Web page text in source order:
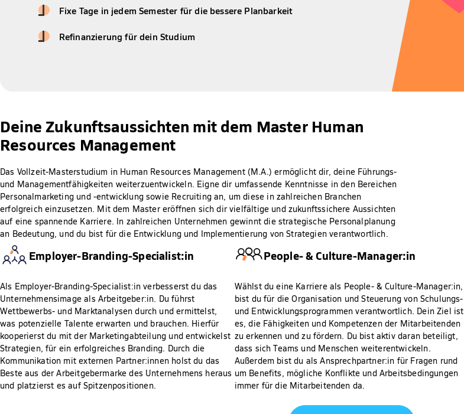
Fixe Tage in jedem Semester für die bessere Planbarkeit
Refinanzierung für dein Studium
Deine Zukunftsaussichten mit dem Master Human
Resources Management
Das Vollzeit-Masterstudium in Human Resources Management (M.A.) ermöglicht dir, deine Führungs-
und Managementfähigkeiten weiterzuentwickeln. Eigne dir umfassende Kenntnisse in den Bereichen
Personalmarketing und -entwicklung sowie Recruiting an, um diese in zahlreichen Branchen
erfolgreich einzusetzen. Mit dem Master eröffnen sich dir vielfältige und zukunftssichere Aussichten
auf eine spannende Karriere. In zahlreichen Unternehmen gewinnt die strategische Personalplanung
an Bedeutung, und du bist für die Entwicklung und Implementierung von Strategien verantwortlich.
Employer-Branding-Specialist:in
Als Employer-Branding-Specialist:in verbesserst du das
Unternehmensimage als Arbeitgeber:in. Du führst
Wettbewerbs- und Marktanalysen durch und ermittelst,
was potenzielle Talente erwarten und brauchen. Hierfür
kooperierst du mit der Marketingabteilung und entwickelst
Strategien, für ein erfolgreiches Branding. Durch die
Kommunikation mit externen Partner:innen holst du das
Beste aus der Arbeitgebermarke des Unternehmens heraus
und platzierst es auf Spitzenpositionen.
People- & Culture-Manager:in
Wählst du eine Karriere als People- & Culture-Manager:in,
bist du für die Organisation und Steuerung von Schulungs-
und Entwicklungsprogrammen verantwortlich. Dein Ziel ist
es, die Fähigkeiten und Kompetenzen der Mitarbeitenden
zu erkennen und zu fördern. Du bist aktiv daran beteiligt,
dass sich Teams und Menschen weiterentwickeln.
Außerdem bist du als Ansprechpartner:in für Fragen rund
um Benefits, mögliche Konflikte und Arbeitsbedingungen
immer für die Mitarbeitenden da.